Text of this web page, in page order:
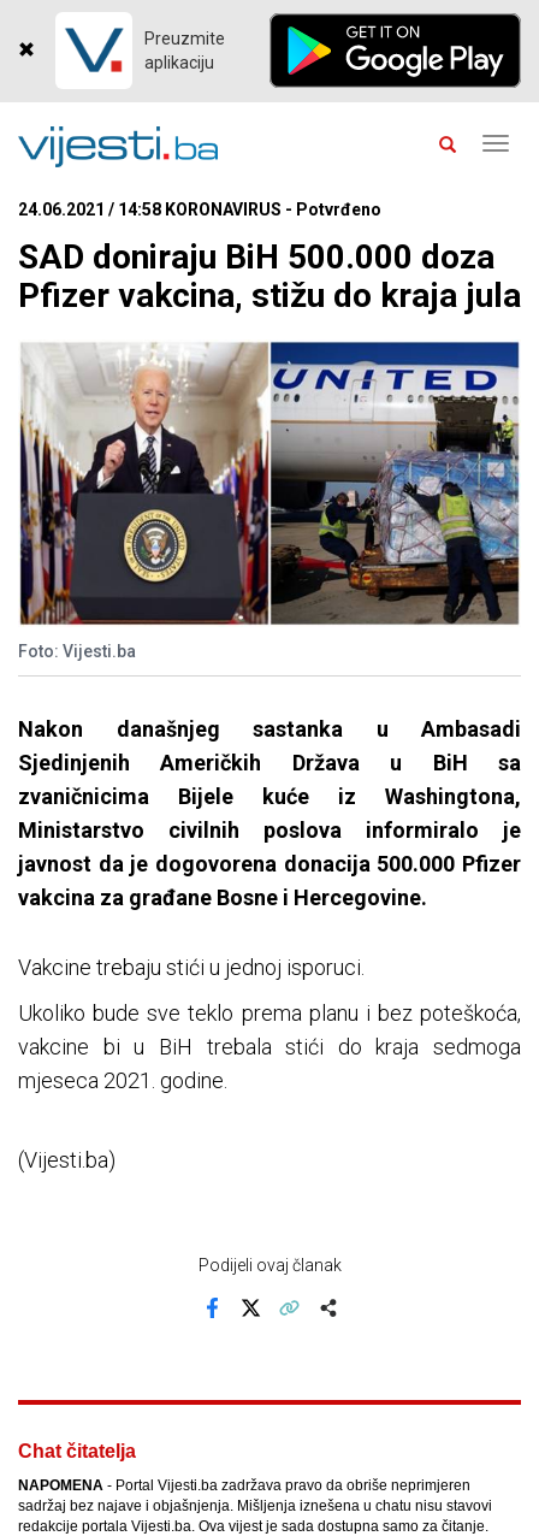
Preuzmite
aplikaciju
24.06.2021 / 14:58 KORONAVIRUS - Potvrđeno
SAD doniraju BiH 500.000 doza
Pfizer vakcina, stižu do kraja jula
Foto: Vijesti.ba
Nakon današnjeg sastanka u Ambasadi
Sjedinjenih Američkih Država u BiH sa
zvaničnicima Bijele kuće iz Washingtona,
Ministarstvo civilnih poslova informiralo je
javnost da je dogovorena donacija 500.000 Pfizer
vakcina za građane Bosne i Hercegovine.
Vakcine trebaju stići u jednoj isporuci.
Ukoliko bude sve teklo prema planu i bez poteškoća,
vakcine bi u BiH trebala stići do kraja sedmoga
mjeseca 2021. godine.
(Vijesti.ba)
Podijeli ovaj članak
Chat čitatelja
NAPOMENA - Portal Vijesti.ba zadržava pravo da obriše neprimjeren
sadržaj bez najave i objašnjenja. Mišljenja iznešena u chatu nisu stavovi
redakcije portala Vijesti.ba. Ova vijest je sada dostupna samo za čitanje.